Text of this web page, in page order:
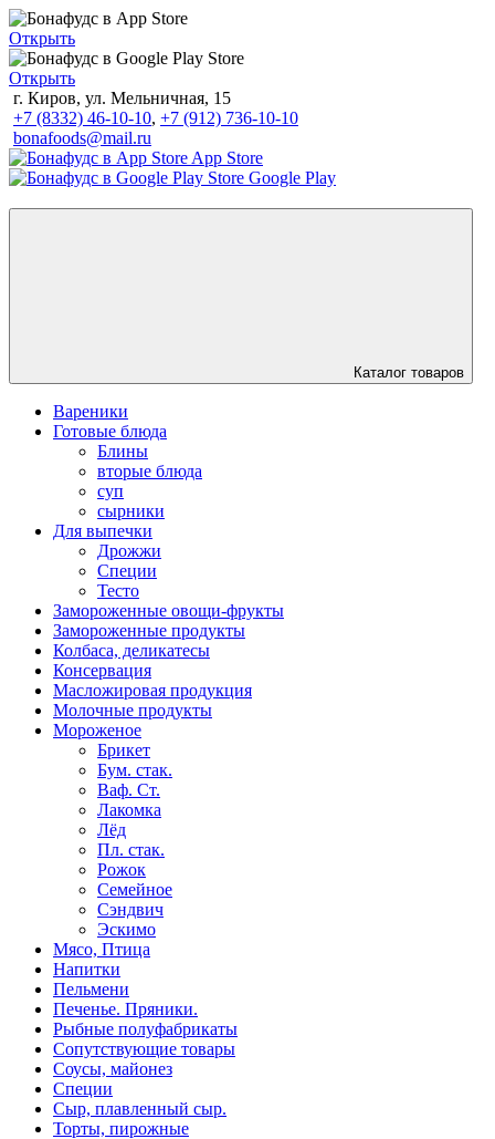
Открыть
Открыть
г. Киров, ул. Мельничная, 15
+7 (8332) 46-10-10, +7 (912) 736-10-10
bonafoods@mail.ru
App Store
Google Play
Каталог товаров
Вареники
Готовые блюда
Блины
вторые блюда
суп
сырники
Для выпечки
Дрожжи
Специи
Тесто
Замороженные овощи-фрукты
Замороженные продукты
Колбаса, деликатесы
Консервация
Масложировая продукция
Молочные продукты
Мороженое
Брикет
Бум. стак.
Ваф. Ст.
Лакомка
Лёд
Пл. стак.
Рожок
Семейное
Сэндвич
Эскимо
Мясо, Птица
Напитки
Пельмени
Печенье. Пряники.
Рыбные полуфабрикаты
Сопутствующие товары
Соусы, майонез
Специи
Сыр, плавленный сыр.
Торты, пирожные